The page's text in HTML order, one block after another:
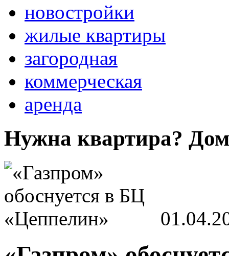
новостройки
жилые квартиры
загородная
коммерческая
аренда
Нужна квартира?